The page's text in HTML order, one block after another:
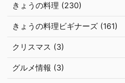
きょうの料理 (230)
きょうの料理ビギナーズ (161)
クリスマス (3)
グルメ情報 (3)